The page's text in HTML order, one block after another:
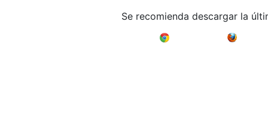
Se recomienda descargar la